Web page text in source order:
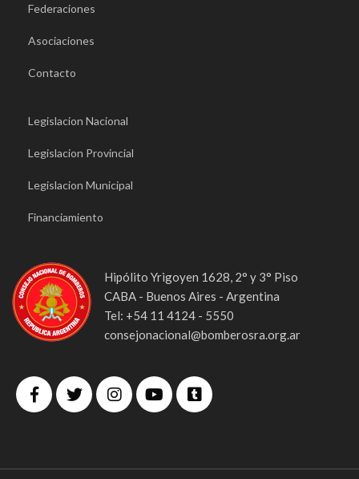
Federaciones
Asociaciones
Contacto
Legislacion Nacional
Legislacion Provincial
Legislacion Municipal
Financiamiento
Hipólito Yrigoyen 1628, 2° y 3° Piso
CABA - Buenos Aires - Argentina
Tel: +54 11 4124 - 5550
consejonacional@bomberosra.org.ar